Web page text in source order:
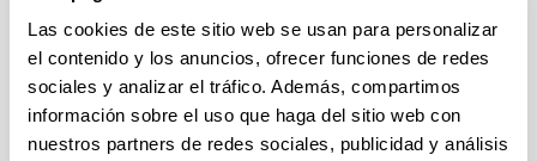
Las cookies de este sitio web se usan para personalizar
el contenido y los anuncios, ofrecer funciones de redes
sociales y analizar el tráfico. Además, compartimos
información sobre el uso que haga del sitio web con
nuestros partners de redes sociales, publicidad y análisis
Guía de la convivencia
(Abre una nueva ventana)
Guía de acuerdos de convivencia( PDF